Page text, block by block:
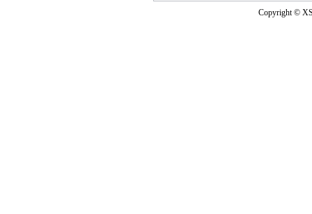
Copyright ©